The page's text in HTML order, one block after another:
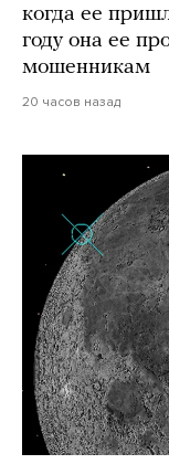
когда ее
году она ее
мошенникам
20 часов назад